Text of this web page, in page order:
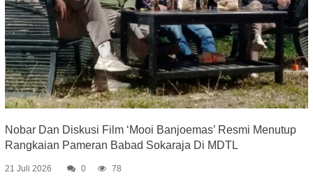
Nobar Dan Diskusi Film ‘Mooi Banjoemas’ Resmi Menutup
Rangkaian Pameran Babad Sokaraja Di MDTL
21 Juli 2026 0 78